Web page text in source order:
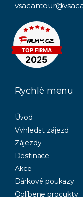
Rychlé menu
Úvod
Vyhledat zájezd
Zájezdy
Destinace
Akce
Dárkové poukazy
Oblíbene produkty